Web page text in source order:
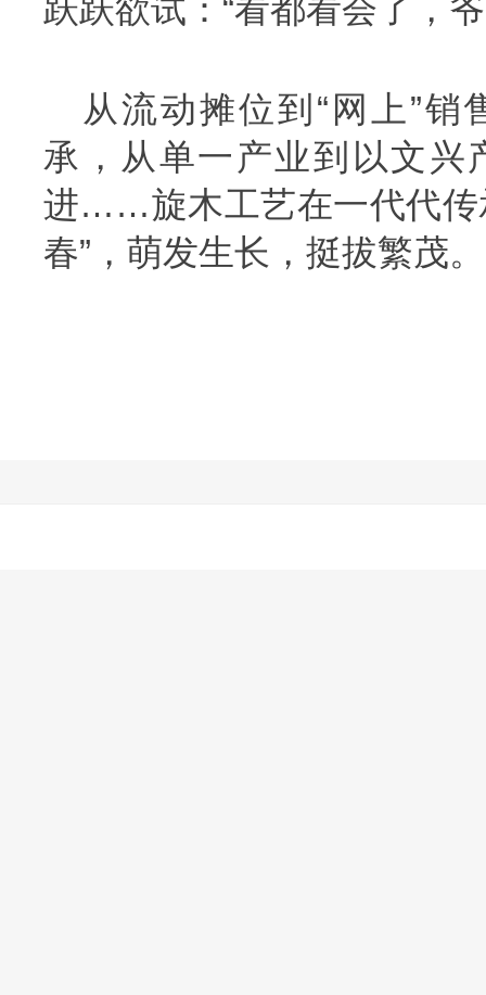
跃跃欲试：“看都看会了，
从流动摊位到“网上”
承，从单一产业到以文兴
进……旋木工艺在一代代传
春”，萌发生长，挺拔繁茂。